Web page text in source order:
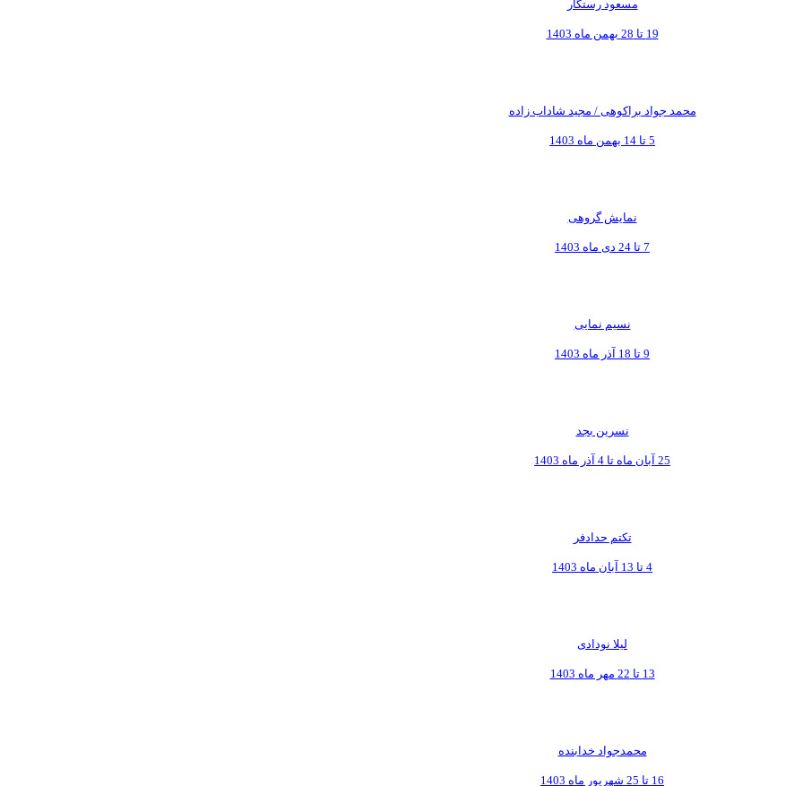
مسعود رستگار
19 تا 28 بهمن ماه 1403
محمد جواد براکوهی / مجید شاداب زاده
5 تا 14 بهمن ماه 1403
نمایش گروهی
7 تا 24 دی ماه 1403
نسیم نمایی
9 تا 18 آذر ماه 1403
نسرین بجد
25 آبان ماه تا 4 آذر ماه 1403
تکتم حدادفر
4 تا 13 آبان ماه 1403
لیلا نودادی
13 تا 22 مهر ماه 1403
محمدجواد خدابنده
16 تا 25 شهریور ماه 1403